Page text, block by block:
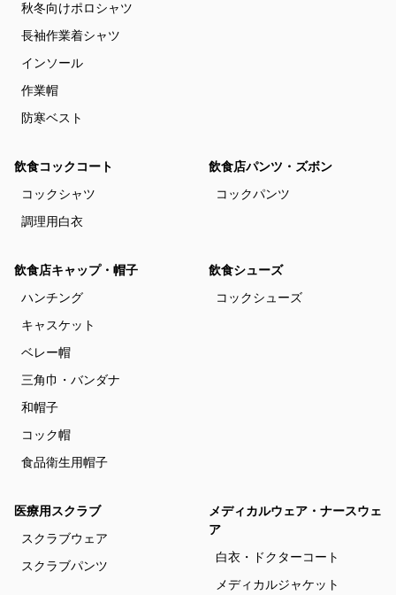
秋冬向けポロシャツ
長袖作業着シャツ
インソール
作業帽
防寒ベスト
飲食コックコート
コックシャツ
調理用白衣
飲食店パンツ・ズボン
コックパンツ
飲食店キャップ・帽子
ハンチング
キャスケット
ベレー帽
三角巾・バンダナ
和帽子
コック帽
食品衛生用帽子
飲食シューズ
コックシューズ
医療用スクラブ
スクラブウェア
スクラブパンツ
メディカルウェア・ナースウェ
ア
白衣・ドクターコート
メディカルジャケット